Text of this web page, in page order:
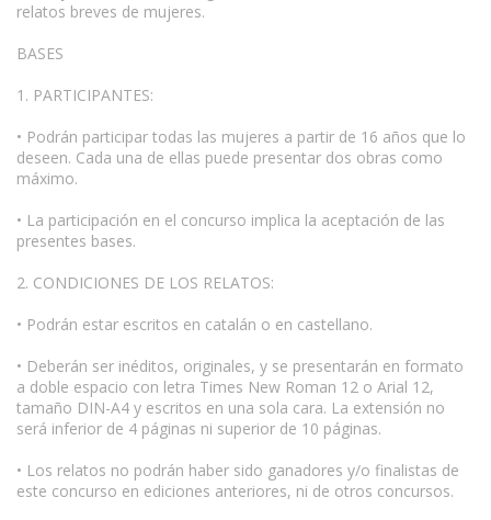
relatos breves de mujeres.
BASES
1. PARTICIPANTES:
• Podrán participar todas las mujeres a partir de 16 años que lo
deseen. Cada una de ellas puede presentar dos obras como
máximo.
• La participación en el concurso implica la aceptación de las
presentes bases.
2. CONDICIONES DE LOS RELATOS:
• Podrán estar escritos en catalán o en castellano.
• Deberán ser inéditos, originales, y se presentarán en formato
a doble espacio con letra Times New Roman 12 o Arial 12,
tamaño DIN-A4 y escritos en una sola cara. La extensión no
será inferior de 4 páginas ni superior de 10 páginas.
• Los relatos no podrán haber sido ganadores y/o finalistas de
este concurso en ediciones anteriores, ni de otros concursos.